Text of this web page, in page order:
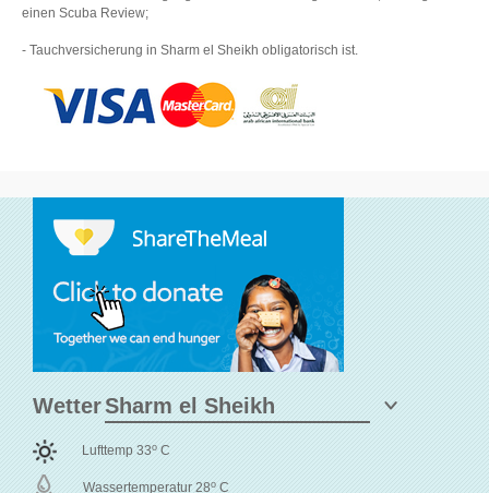
einen Scuba Review;
- Tauchversicherung in Sharm el Sheikh obligatorisch ist.
Wetter
Lufttemp 33o C
Wassertemperatur 28o C